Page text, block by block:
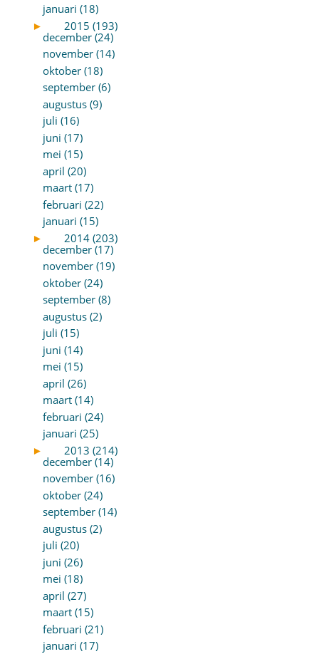
januari (18)
►
2015 (193)
december (24)
november (14)
oktober (18)
september (6)
augustus (9)
juli (16)
juni (17)
mei (15)
april (20)
maart (17)
februari (22)
januari (15)
►
2014 (203)
december (17)
november (19)
oktober (24)
september (8)
augustus (2)
juli (15)
juni (14)
mei (15)
april (26)
maart (14)
februari (24)
januari (25)
►
2013 (214)
december (14)
november (16)
oktober (24)
september (14)
augustus (2)
juli (20)
juni (26)
mei (18)
april (27)
maart (15)
februari (21)
januari (17)